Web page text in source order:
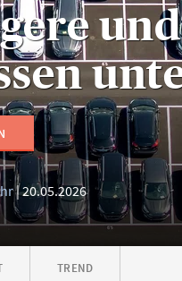
20.05.2026
TREND